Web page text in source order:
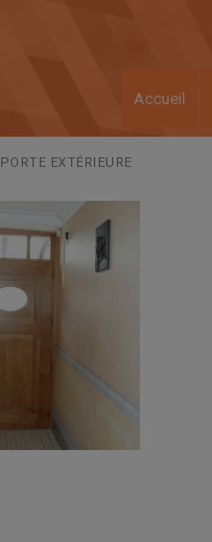
Accueil
PORTE EXTÉRIEURE